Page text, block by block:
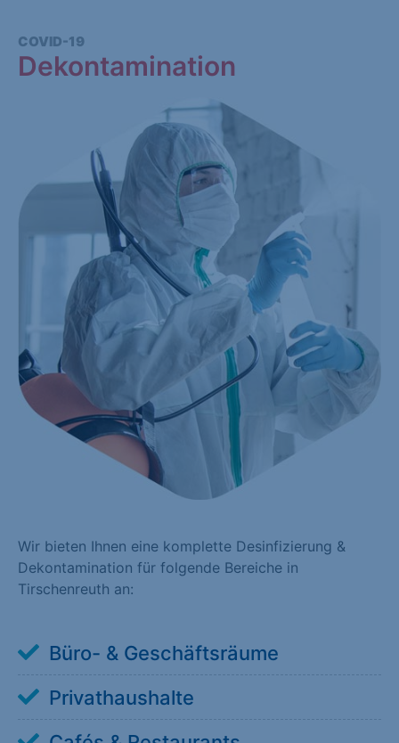
COVID-19
Dekontamination
Wir bieten Ihnen eine komplette Desinfizierung &
Dekontamination für folgende Bereiche in
Tirschenreuth an:
Büro- & Geschäftsräume
Privathaushalte